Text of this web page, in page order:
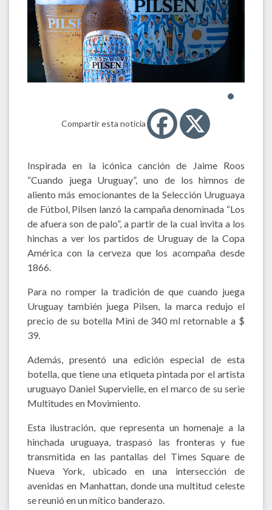
Compartir esta noticia
Inspirada en la icónica canción de Jaime Roos
“Cuando juega Uruguay”, uno de los himnos de
aliento más emocionantes de la Selección Uruguaya
de Fútbol, Pilsen lanzó la campaña denominada “Los
de afuera son de palo”, a partir de la cual invita a los
hinchas a ver los partidos de Uruguay de la Copa
América con la cerveza que los acompaña desde
1866.
Para no romper la tradición de que cuando juega
Uruguay también juega Pilsen, la marca redujo el
precio de su botella Mini de 340 ml retornable a $
39.
Además, presentó una edición especial de esta
botella, que tiene una etiqueta pintada por el artista
uruguayo Daniel Supervielle, en el marco de su serie
Multitudes en Movimiento.
Esta ilustración, que representa un homenaje a la
hinchada uruguaya, traspasó las fronteras y fue
transmitida en las pantallas del Times Square de
Nueva York, ubicado en una intersección de
avenidas en Manhattan, donde una multitud celeste
se reunió en un mítico banderazo.